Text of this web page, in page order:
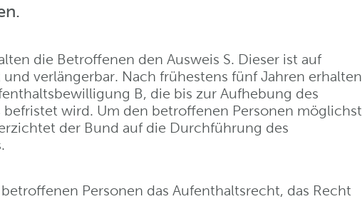
die Betroffenen den Ausweis S. Dieser ist auf
verlängerbar. Nach frühestens fünf Jahren erhalten
B, die bis zur Aufhebung des
wird. Um den betroffenen Personen möglichst
der Bund auf die Durchführung des
Personen das Aufenthaltsrecht, das Recht